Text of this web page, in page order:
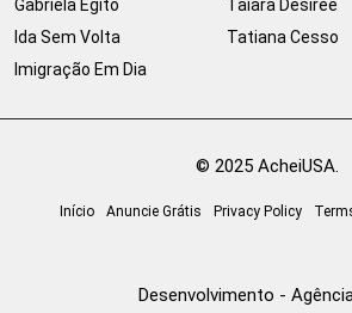
Gabriela Egito
Ida Sem Volta
Imigração Em Dia
Taiara Desirée
Tatiana Cesso
© 2025 AcheiUSA.
Início Anuncie Grátis Privacy Policy
Desenvolvimento -